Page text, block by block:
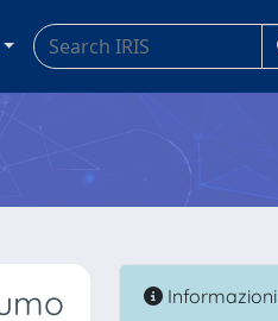
Informazioni